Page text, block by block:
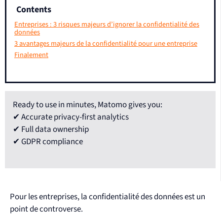
Contents
Entreprises : 3 risques majeurs d’ignorer la confidentialité des
données
3 avantages majeurs de la confidentialité pour une entreprise
Finalement
Ready to use in minutes, Matomo gives you:
✔ Accurate privacy-first analytics
✔ Full data ownership
✔ GDPR compliance
Pour les entreprises, la confidentialité des données est un
point de controverse.